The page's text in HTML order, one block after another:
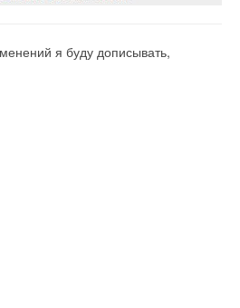
я буду дописывать,